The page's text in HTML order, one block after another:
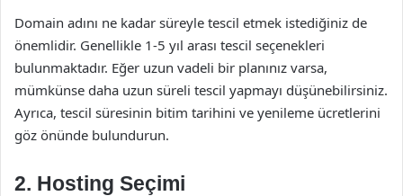
Domain adını ne kadar süreyle tescil etmek istediğiniz de
önemlidir. Genellikle 1-5 yıl arası tescil seçenekleri
bulunmaktadır. Eğer uzun vadeli bir planınız varsa,
mümkünse daha uzun süreli tescil yapmayı düşünebilirsiniz.
Ayrıca, tescil süresinin bitim tarihini ve yenileme ücretlerini
göz önünde bulundurun.
2. Hosting Seçimi